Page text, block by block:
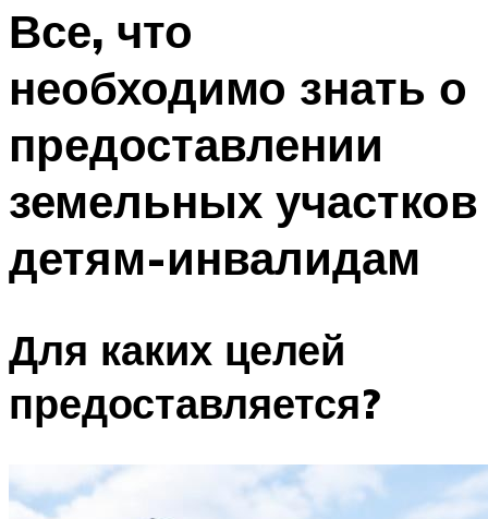
Все, что
необходимо знать о
предоставлении
земельных участков
детям-инвалидам
Для каких целей
предоставляется?